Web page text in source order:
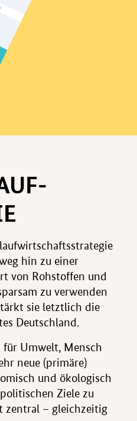
hin zu einer
von Rohstoffen und
zu verwenden
sie letztlich die
Deutschland.
für Umwelt, Mensch
neue (primäre)
und ökologisch
Ziele zu
zentral – gleichzeitig